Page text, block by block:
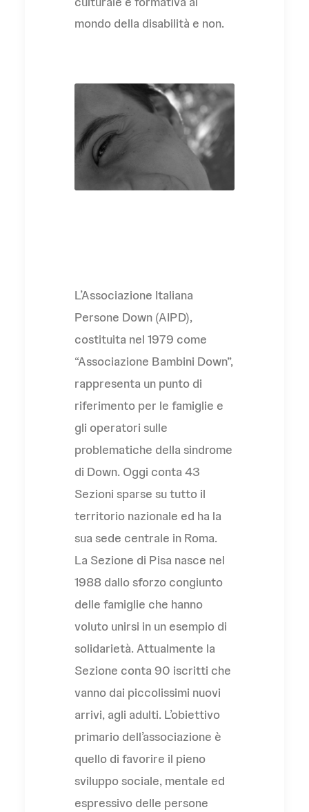
mondo della disabilità e non.
L’Associazione Italiana
Persone Down (AIPD),
costituita nel 1979 come
“Associazione Bambini Down”,
rappresenta un punto di
riferimento per le famiglie e
gli operatori sulle
problematiche della sindrome
di Down. Oggi conta 43
Sezioni sparse su tutto il
territorio nazionale ed ha la
sua sede centrale in Roma.
La Sezione di Pisa nasce nel
1988 dallo sforzo congiunto
delle famiglie che hanno
voluto unirsi in un esempio di
solidarietà. Attualmente la
Sezione conta 90 iscritti che
vanno dai piccolissimi nuovi
arrivi, agli adulti. L’obiettivo
primario dell’associazione è
quello di favorire il pieno
sviluppo sociale, mentale ed
espressivo delle persone